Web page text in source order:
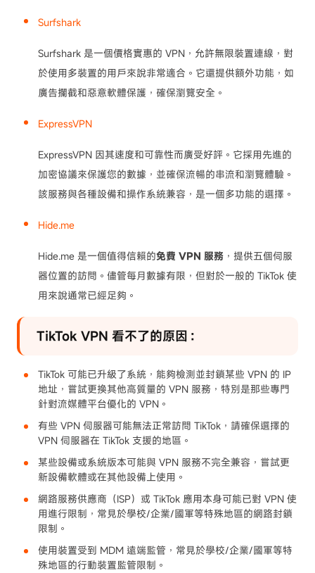
Surfshark
Surfshark 是一個價格實惠的 VPN，允許無限裝置連線，對
於使用多裝置的用戶來說非常適合。它還提供額外功能，如
廣告攔截和惡意軟體保護，確保瀏覽安全。
ExpressVPN
ExpressVPN 因其速度和可靠性而廣受好評。它採用先進的
加密協議來保護您的數據，並確保流暢的串流和瀏覽體驗。
該服務與各種設備和操作系統兼容，是一個多功能的選擇。
Hide.me
Hide.me 是一個值得信賴的免費 VPN 服務 ，提供五個伺服
器位置的訪問。儘管每月數據有限，但對於一般的 TikTok 使
用來說通常已經足夠。
TikTok VPN 看不了的原因：
TikTok 可能已升級了系統，能夠檢測並封鎖某些 VPN 的 IP
地址，嘗試更換其他高質量的 VPN 服務，特別是那些專門
針對流媒體平台優化的 VPN。
有些 VPN 伺服器可能無法正常訪問 TikTok，請確保選擇的
VPN 伺服器在 TikTok 支援的地區。
某些設備或系統版本可能與 VPN 服務不完全兼容，嘗試更
新設備軟體或在其他設備上使用。
網路服務供應商（ISP）或 TikTok 應用本身可能已對 VPN 使
用進行限制，常見於學校/企業/國軍等特殊地區的網路封鎖
限制。
使用裝置受到 MDM 遠端監管，常見於學校/企業/國軍等特
殊地區的行動裝置監管限制。